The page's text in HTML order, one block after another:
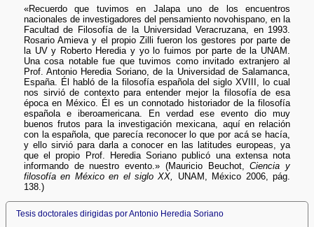
«Recuerdo que tuvimos en Jalapa uno de los encuentros
nacionales de investigadores del pensamiento novohispano, en la
Facultad de Filosofía de la Universidad Veracruzana, en 1993.
Rosario Amieva y el propio Zilli fueron los gestores por parte de
la UV y Roberto Heredia y yo lo fuimos por parte de la UNAM.
Una cosa notable fue que tuvimos como invitado extranjero al
Prof. Antonio Heredia Soriano, de la Universidad de Salamanca,
España. Él habló de la filosofía española del siglo XVIII, lo cual
nos sirvió de contexto para entender mejor la filosofía de esa
época en México. Él es un connotado historiador de la filosofía
española e iberoamericana. En verdad ese evento dio muy
buenos frutos para la investigación mexicana, aquí en relación
con la española, que parecía reconocer lo que por acá se hacía,
y ello sirvió para darla a conocer en las latitudes europeas, ya
que el propio Prof. Heredia Soriano publicó una extensa nota
informando de nuestro evento.» (Mauricio Beuchot,Ciencia y
filosofía en México en el siglo XX,
UNAM, México 2006, pág.
138.)
Tesis doctorales dirigidas por Antonio Heredia Soriano